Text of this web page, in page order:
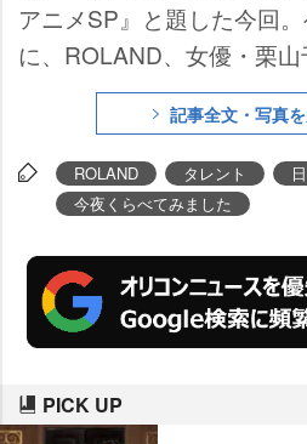
アニメSP』と題した今回。
に、ROLAND、女優・栗山
シンガーソングライター・
んを迎え、アニメを愛す
代女子が選ぶ『人生の大切
を学んだ!ためになるアニメ
ちが珠玉のアニメを語り尽
記事全文・写真
ROLAND タレント
今夜くらべてみました
PICK UP